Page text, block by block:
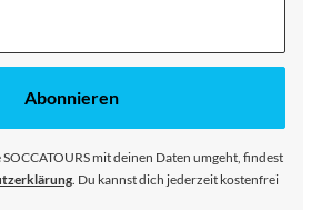
Abonnieren
mit deinen Daten umgeht, findest
. Du kannst dich jederzeit kostenfrei